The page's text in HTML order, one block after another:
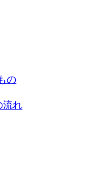
の
流れ